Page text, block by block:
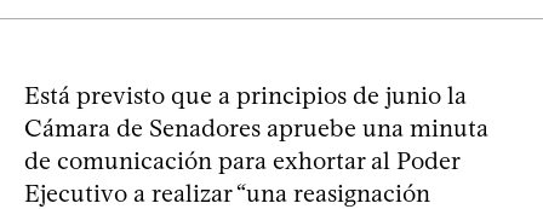
Está previsto que a principios de junio la
Cámara de Senadores apruebe una minuta
de comunicación para exhortar al Poder
Ejecutivo a realizar “una reasignación